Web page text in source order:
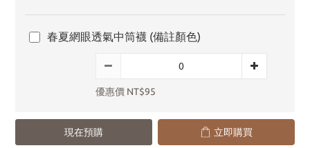
春夏網眼透氣中筒襪 (備註顏色)
優惠價 NT$95
現在預購 立即購買